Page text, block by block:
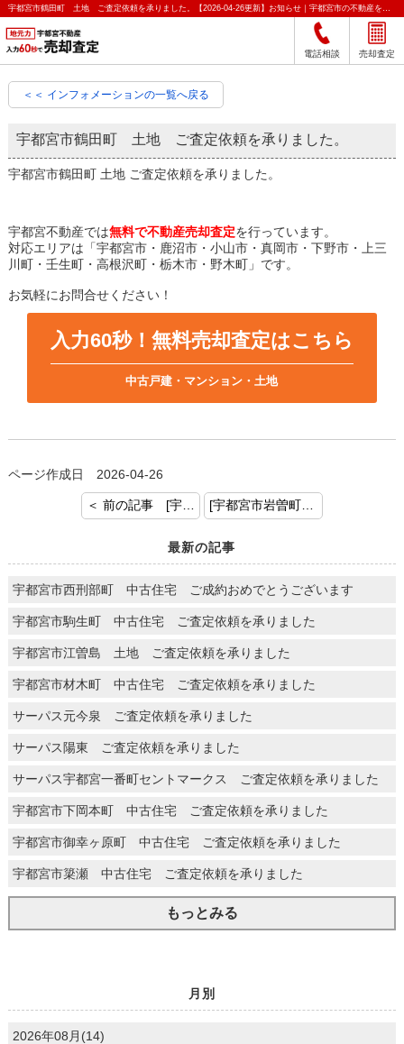
宇都宮市鶴田町 土地 ご査定依頼を承りました。【2026-04-26更新】お知らせ｜宇都宮市の不動産をクイック売却査定｜宇都宮不動産
電話相談 売却査定
＜＜ インフォメーションの一覧へ戻る
宇都宮市鶴田町 土地 ご査定依頼を承りました。
宇都宮市鶴田町 土地 ご査定依頼を承りました。
宇都宮不動産では無料で不動産売却査定を行っています。
対応エリアは「宇都宮市・鹿沼市・小山市・真岡市・下野市・上三
川町・壬生町・高根沢町・栃木市・野木町」です。
お気軽にお問合せください！
入力60秒！無料売却査定はこちら
中古戸建・マンション・土地
ページ作成日 2026-04-26
＜ 前の記事 [宇都宮市越戸町 中古戸建 ご査定依頼を承りました。] [宇都宮市岩曽町 中古戸建 ご査定依頼を承りました。] 次の記事 ＞
最新の記事
宇都宮市西刑部町 中古住宅 ご成約おめでとうございます
宇都宮市駒生町 中古住宅 ご査定依頼を承りました
宇都宮市江曽島 土地 ご査定依頼を承りました
宇都宮市材木町 中古住宅 ご査定依頼を承りました
サーパス元今泉 ご査定依頼を承りました
サーパス陽東 ご査定依頼を承りました
サーパス宇都宮一番町セントマークス ご査定依頼を承りました
宇都宮市下岡本町 中古住宅 ご査定依頼を承りました
宇都宮市御幸ヶ原町 中古住宅 ご査定依頼を承りました
宇都宮市簗瀬 中古住宅 ご査定依頼を承りました
もっとみる
月別
2026年08月(14)